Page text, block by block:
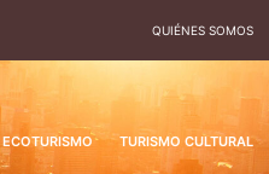
QUIÉNES SOMOS
ECOTURISMO TURISMO CULTURAL